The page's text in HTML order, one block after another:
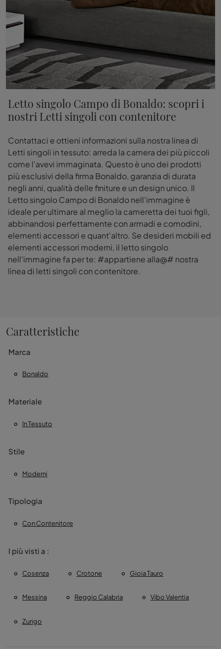
Letto singolo Campo di Bonaldo: scopri i
nostri Letti singoli con contenitore
Contattaci e ottieni informazioni sulla nostra linea di
Letti singoli in tessuto: arreda la camera dei più piccoli
come l'avevi immaginata. Questo è uno dei prodotti
più esclusivi della firma Bonaldo, garanzia di durata
negli anni, qualità delle finiture e un design unico. Il
Letto singolo Campo di Bonaldo nell'immagine è
ideale per ultimare al meglio la cameretta dei tuoi figli,
abbinandosi perfettamente con armadi e comodini,
elementi accessori e quant'altro. Se desideri mobili ed
elementi accessori moderni, il letto singolo
nell'immagine fa per te: #appartiene alla@# nostra
linea di letti singoli con contenitore.
Caratteristiche
Marca
Bonaldo
Materiale
In Tessuto
Stile
Moderni
Tipologia
Con Contenitore
I più visti a :
Cosenza Crotone Gioia Tauro
Messina Reggio Calabria Vibo Valentia
Zurigo